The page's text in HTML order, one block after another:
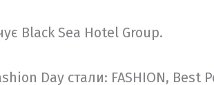
Black Sea Hotel Group.
Day стали: FASHION, Best